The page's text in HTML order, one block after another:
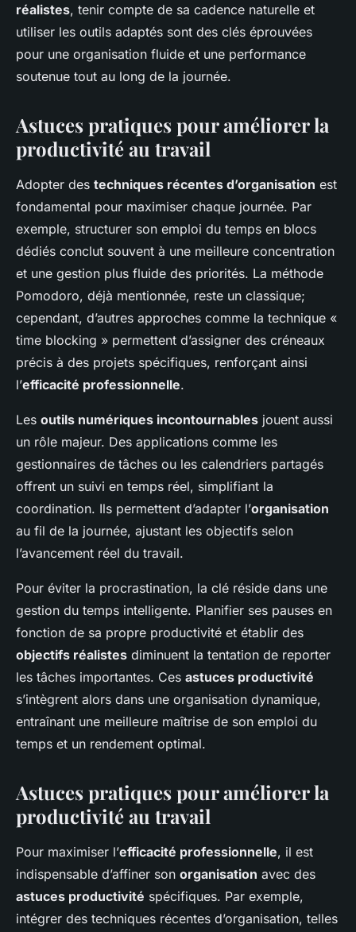
réalistes, tenir compte de sa cadence naturelle et
utiliser les outils adaptés sont des clés éprouvées
pour une organisation fluide et une performance
soutenue tout au long de la journée.
Astuces pratiques pour améliorer la
productivité au travail
Adopter des techniques récentes d’organisation est
fondamental pour maximiser chaque journée. Par
exemple, structurer son emploi du temps en blocs
dédiés conclut souvent à une meilleure concentration
et une gestion plus fluide des priorités. La méthode
Pomodoro, déjà mentionnée, reste un classique;
cependant, d’autres approches comme la technique «
time blocking » permettent d’assigner des créneaux
précis à des projets spécifiques, renforçant ainsi
l’efficacité professionnelle.
Les outils numériques incontournables jouent aussi
un rôle majeur. Des applications comme les
gestionnaires de tâches ou les calendriers partagés
offrent un suivi en temps réel, simplifiant la
coordination. Ils permettent d’adapter l’organisation
au fil de la journée, ajustant les objectifs selon
l’avancement réel du travail.
Pour éviter la procrastination, la clé réside dans une
gestion du temps intelligente. Planifier ses pauses en
fonction de sa propre productivité et établir des
objectifs réalistes diminuent la tentation de reporter
les tâches importantes. Ces astuces productivité
s’intègrent alors dans une organisation dynamique,
entraînant une meilleure maîtrise de son emploi du
temps et un rendement optimal.
Astuces pratiques pour améliorer la
productivité au travail
Pour maximiser l’efficacité professionnelle, il est
indispensable d’affiner son organisation avec des
astuces productivité spécifiques. Par exemple,
intégrer des techniques récentes d’organisation, telles